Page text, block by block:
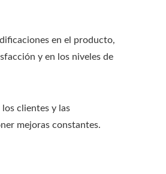
en el producto,
y en los niveles de
los clientes y las
mejoras constantes.